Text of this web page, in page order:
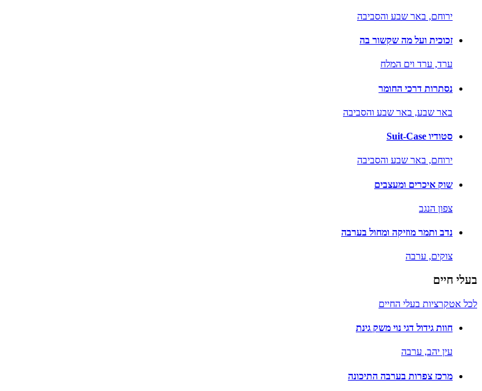
ירוחם, באר שבע והסביבה
זכוכית ועל מה שקשור בה
ערד, ערד וים המלח
נסתרות דרכי החומר
באר שבע, באר שבע והסביבה
סטודיו Suit-Case
ירוחם, באר שבע והסביבה
שוק איכרים ומעצבים
צפון הנגב
נדב ותמר מוזיקה ומחול בערבה
צוקים, ערבה
בעלי חיים
לכל אטקרציות בעלי החיים
חוות גידול דגי נוי משק גינת
עין יהב, ערבה
מרכז צפרות בערבה התיכונה